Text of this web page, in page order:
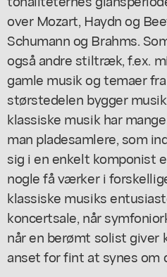
over Mozart, Haydn og
Schumann og Brahms.
også andre stiltræk, f.ex.
gamle musik og temaer
størstedelen bygger
klassiske musik har
man pladesamlere, som
sig i en enkelt komponist
nogle få værker i
klassiske musiks
koncertsale, når
når en berømt solist giver
anset for fint at synes om